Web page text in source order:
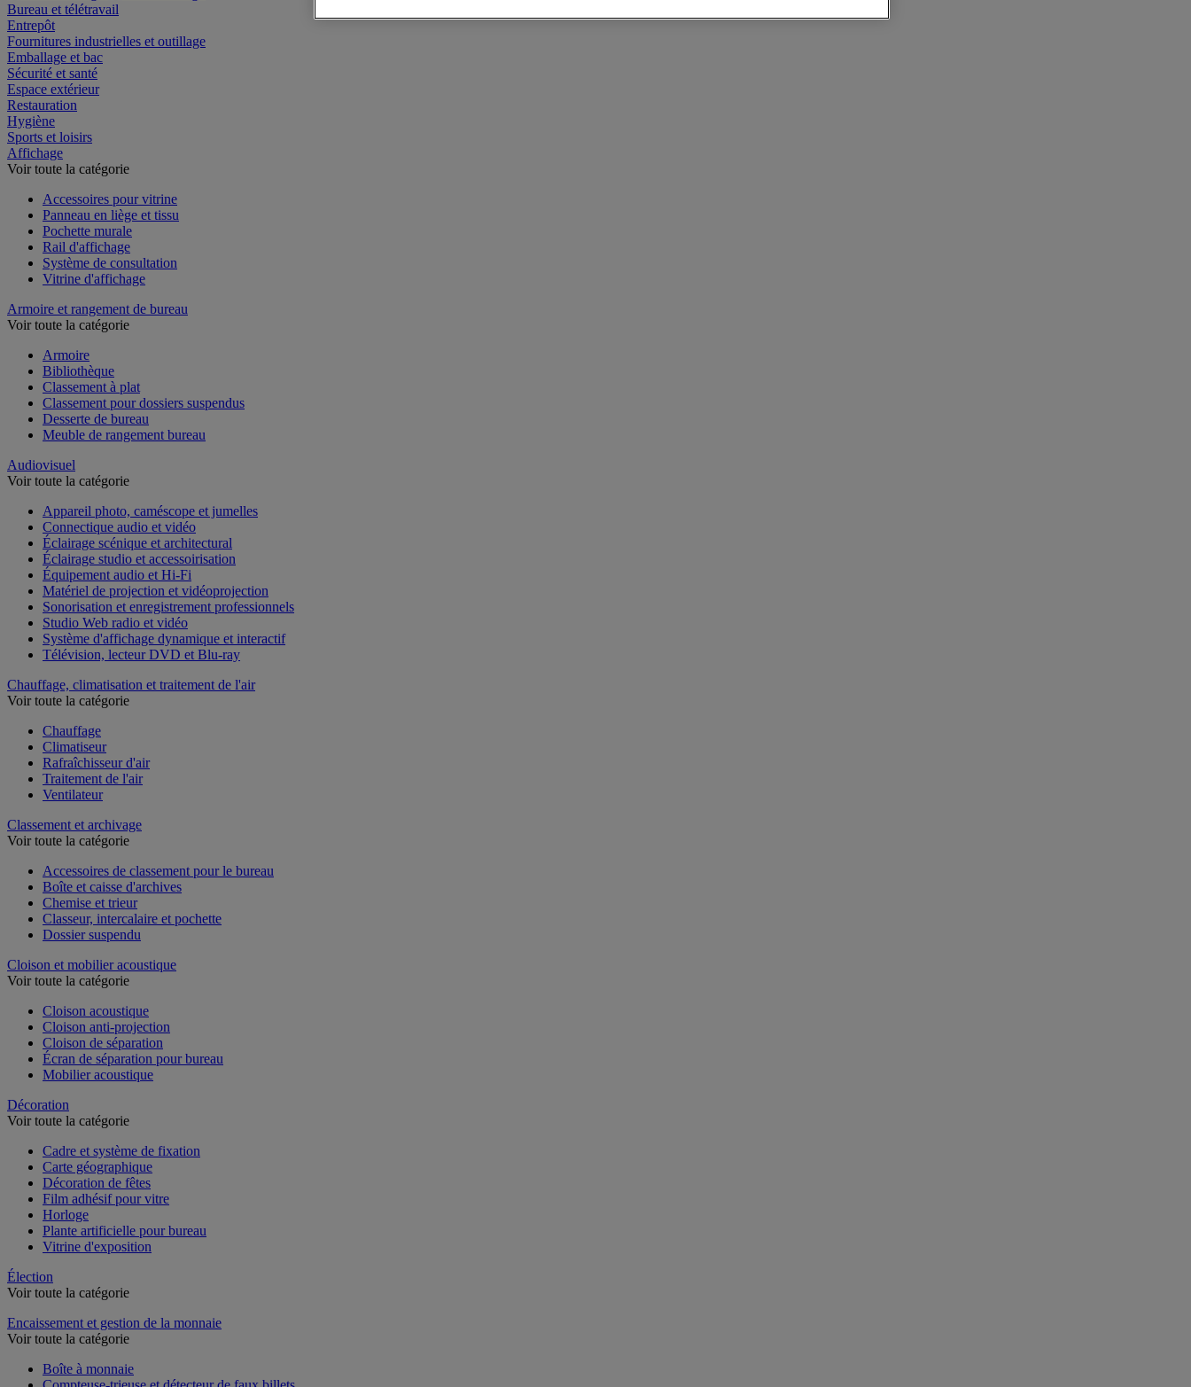
Bureau et télétravail
Entrepôt
Fournitures industrielles et outillage
Emballage et bac
Sécurité et santé
Espace extérieur
Restauration
Hygiène
Sports et loisirs
Affichage
Voir toute la catégorie
Accessoires pour vitrine
Panneau en liège et tissu
Pochette murale
Rail d'affichage
Système de consultation
Vitrine d'affichage
Armoire et rangement de bureau
Voir toute la catégorie
Armoire
Bibliothèque
Classement à plat
Classement pour dossiers suspendus
Desserte de bureau
Meuble de rangement bureau
Audiovisuel
Voir toute la catégorie
Appareil photo, caméscope et jumelles
Connectique audio et vidéo
Éclairage scénique et architectural
Éclairage studio et accessoirisation
Équipement audio et Hi-Fi
Matériel de projection et vidéoprojection
Sonorisation et enregistrement professionnels
Studio Web radio et vidéo
Système d'affichage dynamique et interactif
Télévision, lecteur DVD et Blu-ray
Chauffage, climatisation et traitement de l'air
Voir toute la catégorie
Chauffage
Climatiseur
Rafraîchisseur d'air
Traitement de l'air
Ventilateur
Classement et archivage
Voir toute la catégorie
Accessoires de classement pour le bureau
Boîte et caisse d'archives
Chemise et trieur
Classeur, intercalaire et pochette
Dossier suspendu
Cloison et mobilier acoustique
Voir toute la catégorie
Cloison acoustique
Cloison anti-projection
Cloison de séparation
Écran de séparation pour bureau
Mobilier acoustique
Décoration
Voir toute la catégorie
Cadre et système de fixation
Carte géographique
Décoration de fêtes
Film adhésif pour vitre
Horloge
Plante artificielle pour bureau
Vitrine d'exposition
Élection
Voir toute la catégorie
Encaissement et gestion de la monnaie
Voir toute la catégorie
Boîte à monnaie